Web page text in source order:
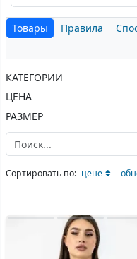
Товары Правила
КАТЕГОРИИ
ЦЕНА
РАЗМЕР
Сортировать по: цене